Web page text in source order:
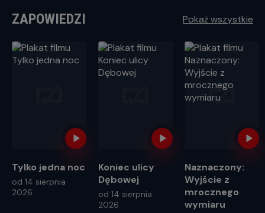
ZAPOWIEDZI Pokaż wszystkie
Tylko jedna noc
od 14 sierpnia
2026
Koniec ulicy
Dębowej
od 14 sierpnia
2026
Naznaczony:
Wyjście z
mrocznego
wymiaru